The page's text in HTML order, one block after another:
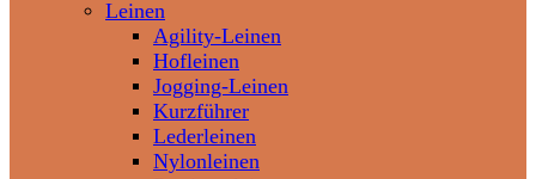
Leinen
Agility-Leinen
Hofleinen
Jogging-Leinen
Kurzführer
Lederleinen
Nylonleinen